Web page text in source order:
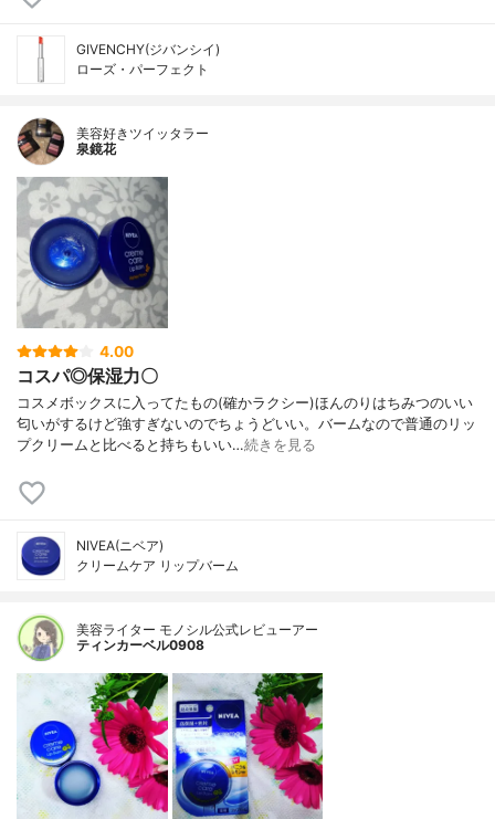
GIVENCHY(ジバンシイ)
ローズ・パーフェクト
美容好きツイッタラー
泉鏡花
4.00
コスパ◎保湿力〇
コスメボックスに入ってたもの(確かラクシー)ほんのりはちみつのいい
匂いがするけど強すぎないのでちょうどいい。バームなので普通のリッ
プクリームと比べると持ちもいい…続きを見る
NIVEA(ニベア)
クリームケア リップバーム
美容ライター モノシル公式レビューアー
ティンカーベル0908